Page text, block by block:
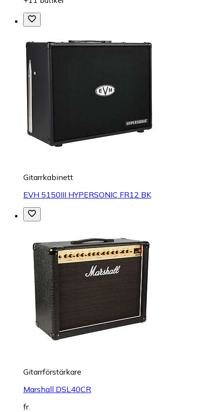
Gitarrkabinett
EVH 5150III HYPERSONIC FR12 BK
Gitarrförstärkare
Marshall DSL40CR
fr.